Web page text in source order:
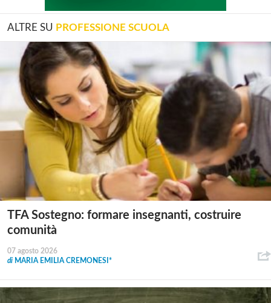
ALTRE SU PROFESSIONE SCUOLA
TFA Sostegno: formare insegnanti, costruire
comunità
07 agosto 2026
di MARIA EMILIA CREMONESI*